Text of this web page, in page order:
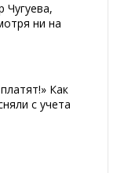
ни на
Как
с учета